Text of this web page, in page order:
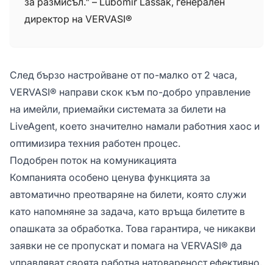
директор на VERVASI®
След бързо настройване от по-малко от 2 часа,
VERVASI® направи скок към по-добро управление
на имейли, приемайки системата за билети на
LiveAgent, което значително намали работния хаос и
оптимизира техния работен процес.
Подобрен поток на комуникацията
Компанията особено ценува функцията за
автоматично преотваряне на билети, която служи
като напомняне за задача, като връща билетите в
опашката за обработка. Това гарантира, че никакви
заявки не се пропускат и помага на VERVASI® да
управляват своята работна натовареност ефективно.